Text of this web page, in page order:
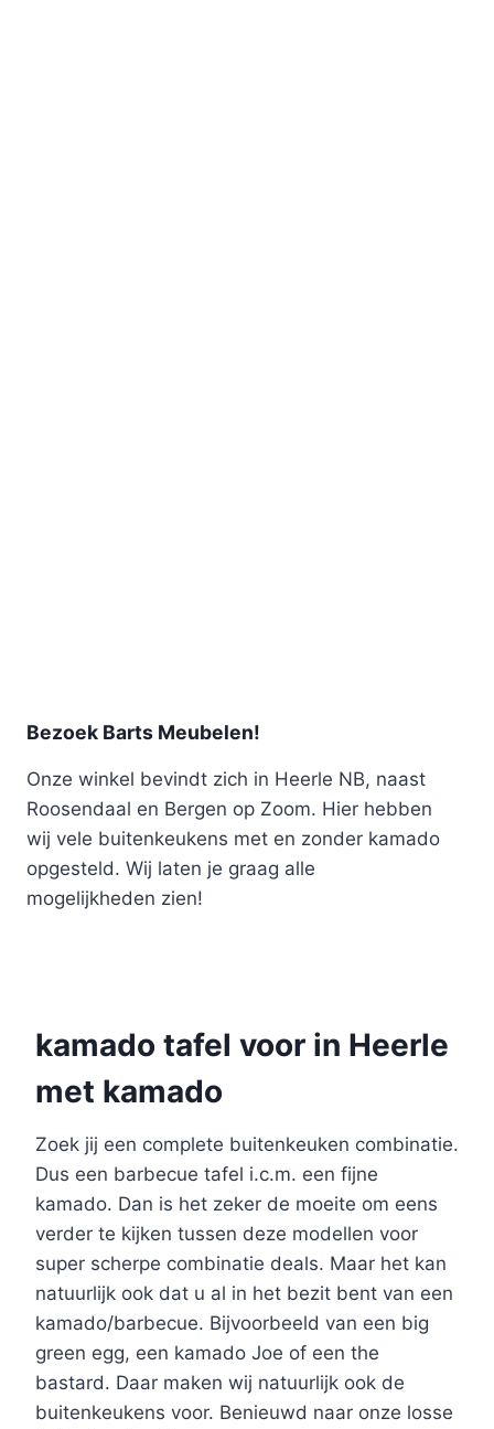
Bezoek Barts Meubelen!
Onze winkel bevindt zich in Heerle NB, naast
Roosendaal en Bergen op Zoom. Hier hebben
wij vele buitenkeukens met en zonder kamado
opgesteld. Wij laten je graag alle
mogelijkheden zien!
kamado tafel voor in Heerle
met kamado
Zoek jij een complete buitenkeuken combinatie.
Dus een barbecue tafel i.c.m. een fijne
kamado. Dan is het zeker de moeite om eens
verder te kijken tussen deze modellen voor
super scherpe combinatie deals. Maar het kan
natuurlijk ook dat u al in het bezit bent van een
kamado/barbecue. Bijvoorbeeld van een big
green egg, een kamado Joe of een the
bastard. Daar maken wij natuurlijk ook de
buitenkeukens voor. Benieuwd naar onze losse